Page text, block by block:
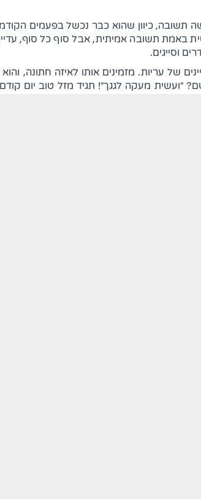
תשובה, כיוון שהוא כבר נכשל בפעמים
באמת תשובה אמיתית, אבל סוף כל סוף,
וסייגים.
של עריות. מזמינים אותו לאיזה חתונה,
"ועשית מעקה לגגך"! תגיד מזל טוב יום